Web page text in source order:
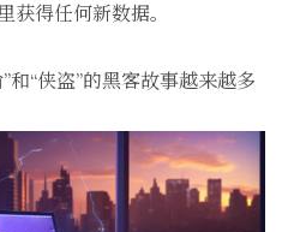
获得任何新数据。
和“侠盗”的黑客故事越来越多